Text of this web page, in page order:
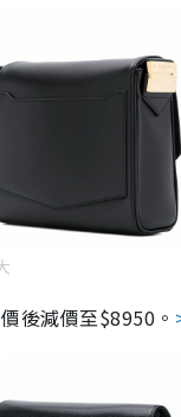
後減價至$8950。